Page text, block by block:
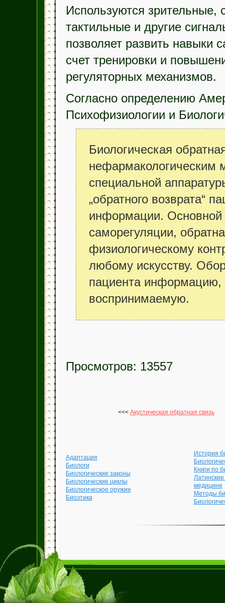
Используются зрительные,
тактильные и другие
позволяет развить навыки
счет тренировки и
регуляторных механизмов.
Согласно определению
Психофизиологии и
Биологическая
нефармакологическим
специальной
„обратного возврата“
информации. Основной
саморегуляции,
физиологическому
любому искусству.
пациента
воспринимаемую.
Просмотров: 13557
<<< Акустическая обратная связь
Адаптация
Биологи
Биологические законы
Биологические циклы
Биологическое оружие
Биоэтика
История
Книги по
медицине
Методы